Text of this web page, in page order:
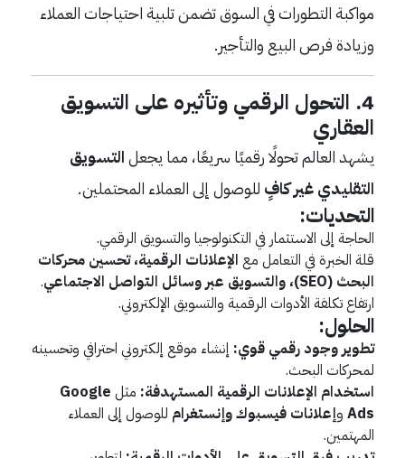
مواكبة التطورات في السوق تضمن تلبية احتياجات العملاء
وزيادة فرص البيع والتأجير.
4. التحول الرقمي وتأثيره على التسويق
العقاري
يشهد العالم تحولًا رقميًا سريعًا، مما يجعلالتسويق
التقليدي غير كافٍ للوصول إلى العملاء المحتملين.
التحديات:
الحاجة إلى الاستثمار في التكنولوجيا والتسويق الرقمي.
قلة الخبرة في التعامل مع الإعلانات الرقمية، تحسين محركات
البحث (SEO)، والتسويق عبر وسائل التواصل الاجتماعي
.
ارتفاع تكلفة الأدوات الرقمية والتسويق الإلكتروني.
الحلول:
تطوير وجود رقمي قوي: إنشاء موقع إلكتروني احترافي وتحسينه
لمحركات البحث.
استخدام الإعلانات الرقمية المستهدفة: مثل Google
Ads وإعلانات فيسبوك وإنستغرام للوصول إلى العملاء
المهتمين.